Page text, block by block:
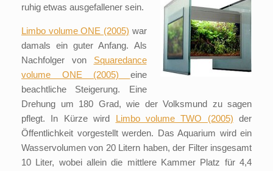
ruhig etwas ausgefallener sein.
Limbo volume ONE (2005) war
damals ein guter Anfang. Als
Nachfolger von Squaredance
volume ONE (2005) eine
beachtliche Steigerung. Eine
Drehung um 180 Grad, wie der Volksmund zu sagen
pflegt. In Kürze wird Limbo volume TWO (2005) der
Öffentlichkeit vorgestellt werden. Das Aquarium wird ein
Wasservolumen von 20 Litern haben, der Filter insgesamt
10 Liter, wobei allein die mittlere Kammer Platz für 4,4